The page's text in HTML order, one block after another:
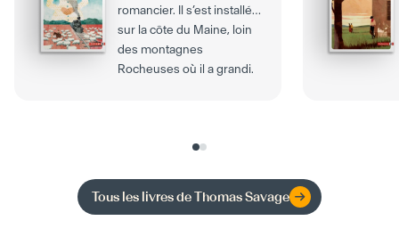
romancier. Il s’est installé
sur la côte du Maine, loin
des montagnes
Rocheuses où il a grandi.
Tous les livres deThomas Savage